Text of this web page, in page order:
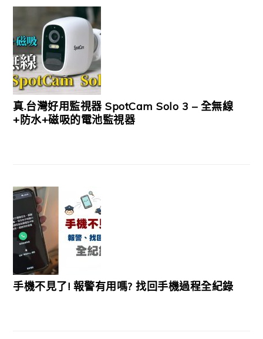
真.台灣好用監視器 SpotCam Solo 3 – 全無線
+防水+磁吸的電池監視器
手機不見了! 報警有用嗎? 找回手機過程全紀錄